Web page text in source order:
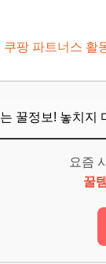
해 없이 찍는 팁은
는 어떻게 해요?
도 인생샷 가능
없어도 될까요?
쿠팡 파트너스 활
꿀정보! 놓치지
요즘
꿀템